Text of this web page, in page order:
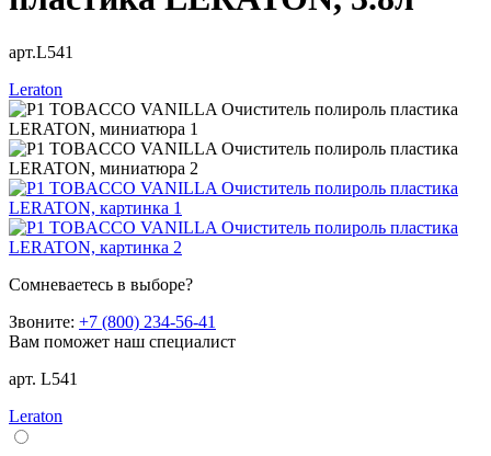
арт.L541
Leraton
Сомневаетесь в выборе?
Звоните: +7 (800) 234-56-41
Вам поможет наш специалист
арт. L541
Leraton